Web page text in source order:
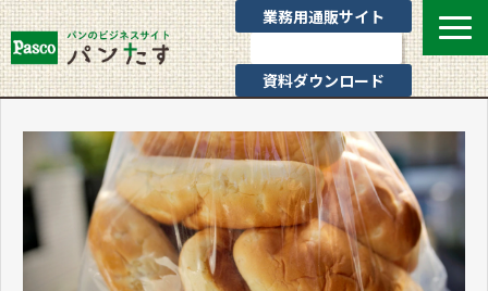
業務用通販サイト
資料ダウンロード
業態別提案
カテゴリ一覧
お役立ちブログ
Pascoのサポート